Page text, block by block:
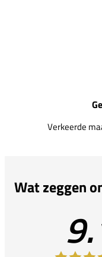
Verkeerde
Wat zeggen